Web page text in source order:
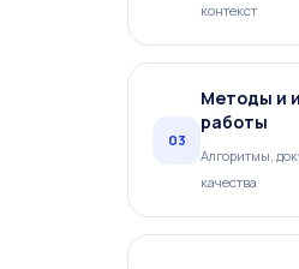
контекст
03
Методы и
работы
Алгоритмы,
качества